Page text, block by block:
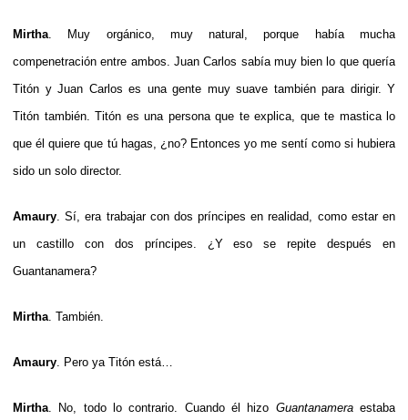
Mirtha . Muy orgánico, muy natural, porque había mucha
compenetración entre ambos. Juan Carlos sabía muy bien lo que quería
Titón y Juan Carlos es una gente muy suave también para dirigir. Y
Titón también. Titón es una persona que te explica, que te mastica lo
que él quiere que tú hagas, ¿no? Entonces yo me sentí como si hubiera
sido un solo director.
Amaury . Sí, era trabajar con dos príncipes en realidad, como estar en
un castillo con dos príncipes. ¿Y eso se repite después en
Guantanamera?
Mirtha . También.
Amaury . Pero ya Titón está…
Mirtha . No, todo lo contrario. Cuando él hizo Guantanameraestaba